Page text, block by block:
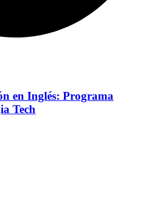
en Inglés: Programa
Tech